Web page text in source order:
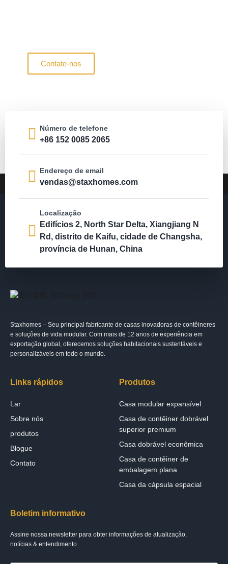
Contate-nos
Número de telefone
+86 152 0085 2065
Endereço de email
vendas@staxhomes.com
Localização
Edifícios 2, North Star Delta, Xiangjiang N
Rd, distrito de Kaifu, cidade de Changsha,
província de Hunan, China
Staxhomes – Seu principal fabricante de casas inovadoras de contêineres
e soluções de vida modular. Com mais de 12 anos de experiência em
exportação global, oferecemos soluções habitacionais sustentáveis ​​e
personalizáveis ​​em todo o mundo.
Links rápidos
Lar
Sobre nós
produtos
Blogue
Contato
Produtos
Casa modular expansível
Casa de contêiner dobrável
superior premium
Casa dobrável econômica
Casa de contêiner de
embalagem plana
Casa da cápsula espacial
Boletim informativo
Assine nossa newsletter para obter informações de atualização,
notícias & entendimento